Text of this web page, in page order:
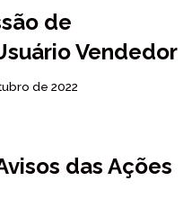
de
Vendedor
de 2022
das Ações